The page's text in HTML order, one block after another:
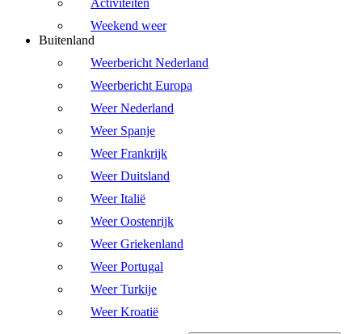
Activiteiten
Weekend weer
Buitenland
Weerbericht Nederland
Weerbericht Europa
Weer Nederland
Weer Spanje
Weer Frankrijk
Weer Duitsland
Weer Italië
Weer Oostenrijk
Weer Griekenland
Weer Portugal
Weer Turkije
Weer Kroatië